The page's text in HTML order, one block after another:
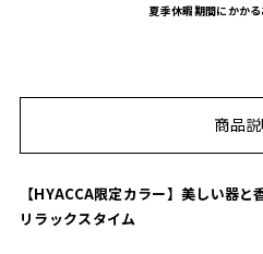
夏季休暇期間にかか
商品
【HYACCA限定カラー】美しい器
リラックスタイム